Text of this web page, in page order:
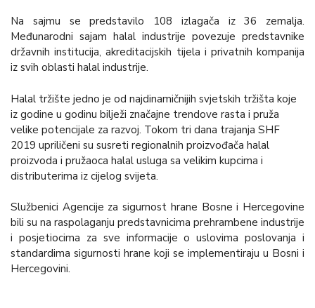
Na sajmu se predstavilo 108 izlagača iz 36 zemalja.
Međunarodni sajam halal industrije povezuje predstavnike
državnih institucija, akreditacijskih tijela i privatnih kompanija
iz svih oblasti halal industrije.
Halal tržište jedno je od najdinamičnijih svjetskih tržišta koje
iz godine u godinu bilježi značajne trendove rasta i pruža
velike potencijale za razvoj. Tokom tri dana trajanja SHF
2019 upriličeni su susreti regionalnih proizvođača halal
proizvoda i pružaoca halal usluga sa velikim kupcima i
distributerima iz cijelog svijeta.
Službenici Agencije za sigurnost hrane Bosne i Hercegovine
bili su na raspolaganju predstavnicima prehrambene industrije
i posjetiocima za sve informacije o uslovima poslovanja i
standardima sigurnosti hrane koji se implementiraju u Bosni i
Hercegovini.